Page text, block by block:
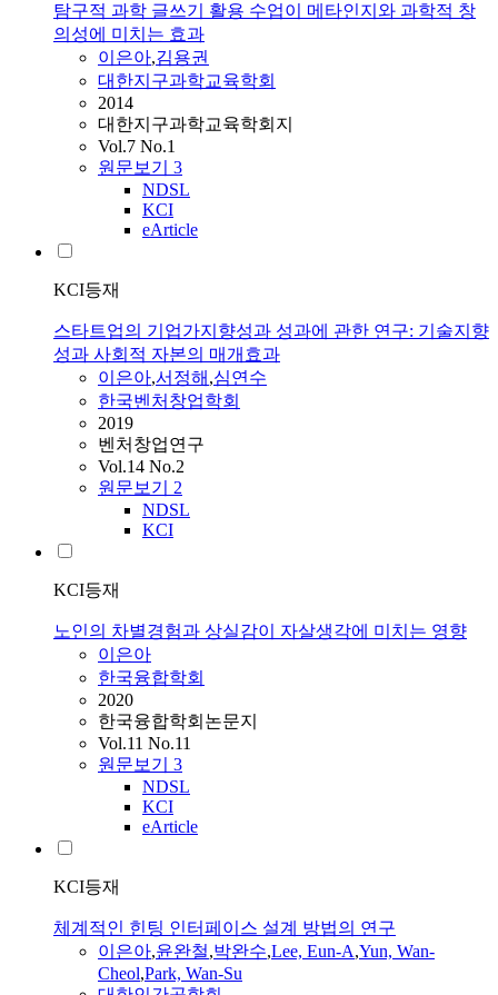
탐구적 과학 글쓰기 활용 수업이 메타인지와 과학적 창
의성에 미치는 효과
이은아,김용권
대한지구과학교육학회
2014
대한지구과학교육학회지
Vol.7 No.1
원문보기 3
NDSL
KCI
eArticle
KCI등재
스타트업의 기업가지향성과 성과에 관한 연구: 기술지향
성과 사회적 자본의 매개효과
이은아,서정해 ,심연수
한국벤처창업학회
2019
벤처창업연구
Vol.14 No.2
원문보기 2
NDSL
KCI
KCI등재
노인의 차별경험과 상실감이 자살생각에 미치는 영향
이은아
한국융합학회
2020
한국융합학회논문지
Vol.11 No.11
원문보기 3
NDSL
KCI
eArticle
KCI등재
체계적인 힌팅 인터페이스 설계 방법의 연구
이은아,윤완철,박완수,Lee, Eun-A,Yun, Wan-
Cheol,Park, Wan-Su